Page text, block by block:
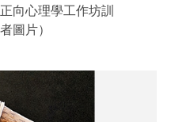
向心理學工作坊訓
圖片）